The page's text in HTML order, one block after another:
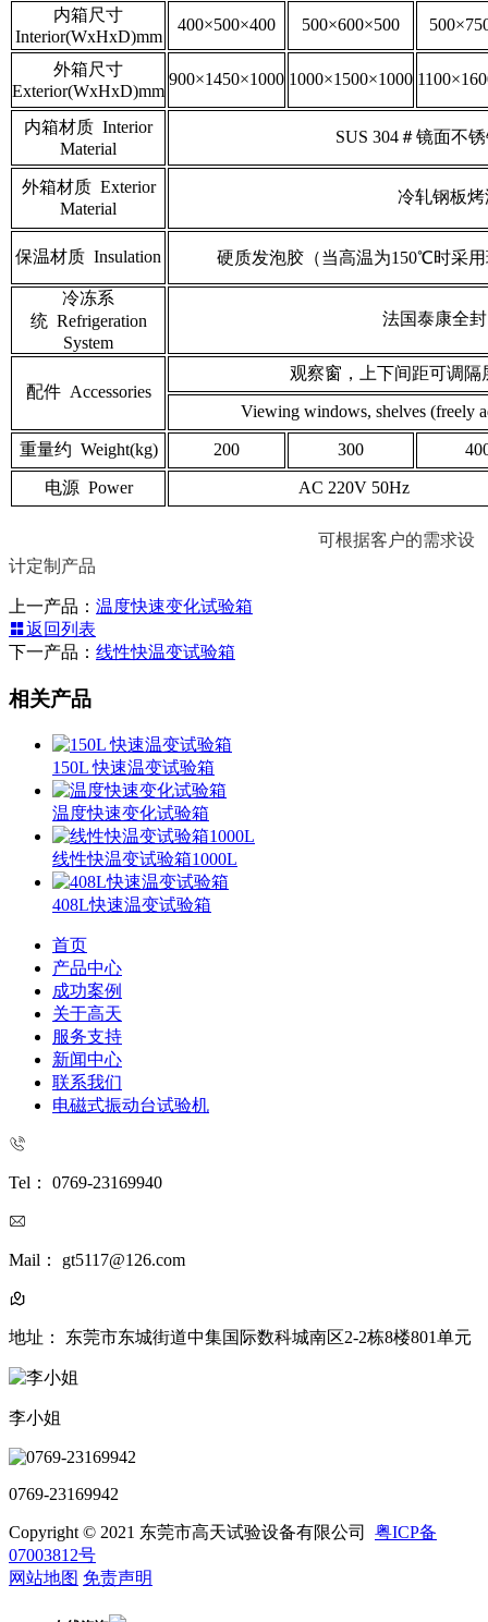
内箱尺寸
Interior(WxHxD)mm
400×500×400 500×600×500
外箱尺寸
Exterior(WxHxD)mm
900×1450×1000 1000×1500×1000
内箱材质 Interior
Material
SUS 304＃镜面不
外箱材质 Exterior
Material
冷轧钢板
保温材质 Insulation 硬质发泡胶（当高温为150℃时采用
冷冻系
统 Refrigeration
System
法国泰康全
配件 Accessories
观察窗，上下间距可调隔
Viewing windows, shelves (freely
重量约 Weight(kg) 200 300
电源 Power AC 220V 50Hz
可根据客户的需求设
计定制产品
上一产品： 温度快速变化试验箱
返回列表
下一产品： 线性快温变试验箱
相关产品
150L 快速温变试验箱
温度快速变化试验箱
线性快温变试验箱1000L
408L快速温变试验箱
首页
产品中心
成功案例
关于高天
服务支持
新闻中心
联系我们
电磁式振动台试验机
Tel： 0769-23169940
Mail： gt5117@126.com
地址： 东莞市东城街道中集国际数科城南区2-2栋8楼801单元
李小姐
0769-23169942
Copyright © 2021 东莞市高天试验设备有限公司 粤ICP备
07003812号
网站地图 免责声明